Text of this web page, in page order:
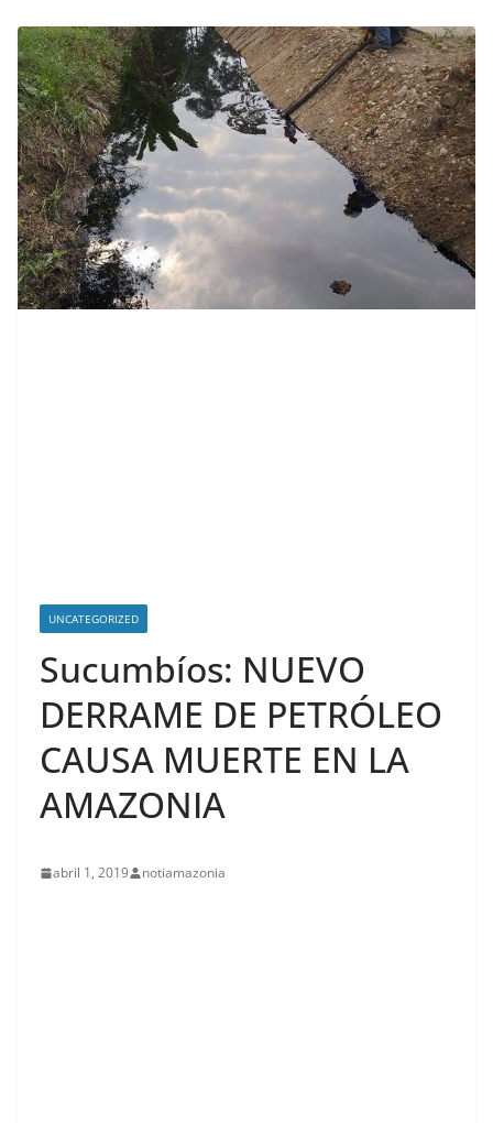
UNCATEGORIZED
Sucumbíos: NUEVO
DERRAME DE PETRÓLEO
CAUSA MUERTE EN LA
AMAZONIA
abril 1, 2019 notiamazonia